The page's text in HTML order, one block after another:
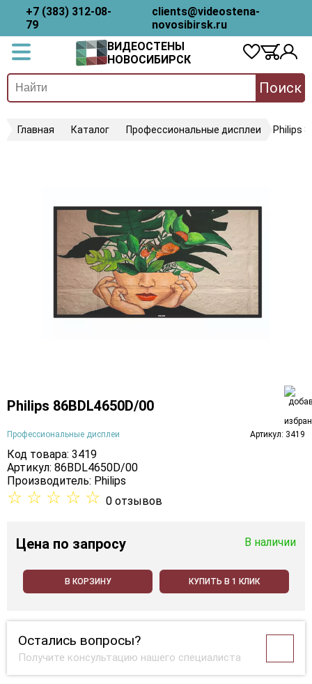
+7 (383) 312-08-
79
clients@videostena-
novosibirsk.ru
ВИДЕОСТЕНЫ
НОВОСИБИРСК
Поиск
Главная Каталог Профессиональные дисплеи Philips
Philips 86BDL4650D/00
Профессиональные дисплеи Артикул: 3419
Код товара: 3419
Артикул: 86BDL4650D/00
Производитель: Philips
☆ ☆ ☆ ☆ ☆ 0 отзывов
Цена по запросу В наличии
В КОРЗИНУ КУПИТЬ В 1 КЛИК
Остались вопросы?
Получите консультацию нашего специалиста